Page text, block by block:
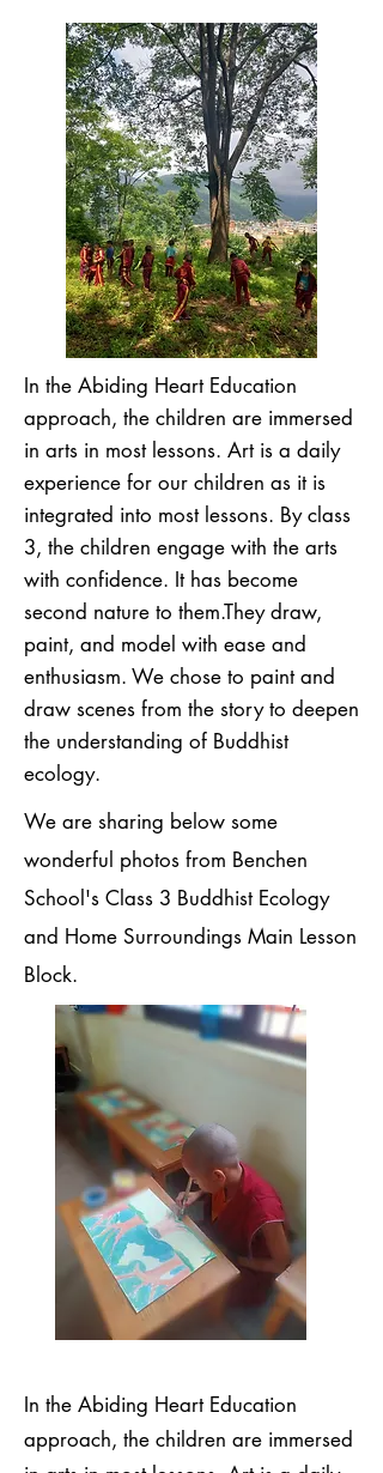
In the Abiding Heart Education
approach, the children are immersed
in arts in most lessons. Art is a daily
experience for our children as it is
integrated into most lessons. By class
3, the children engage with the arts
with confidence. It has become
second nature to them.They draw,
paint, and model with ease and
enthusiasm. We chose to paint and
draw scenes from the story to deepen
the understanding of Buddhist
ecology.
We are sharing below some
wonderful photos from Benchen
School's Class 3 Buddhist Ecology
and Home Surroundings Main Lesson
Block.
In the Abiding Heart Education
approach, the children are immersed